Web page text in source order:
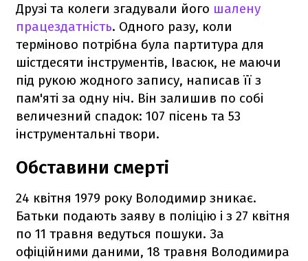
Друзі та колеги згадували його шалену
працездатність. Одного разу, коли
терміново потрібна була партитура для
шістдесяти інструментів, Івасюк, не маючи
під рукою жодного запису, написав її з
пам'яті за одну ніч. Він залишив по собі
величезний спадок: 107 пісень та 53
інструментальні твори.
Обставини смерті
24 квітня 1979 року Володимир зникає.
Батьки подають заяву в поліцію і з 27 квітня
по 11 травня ведуться пошуки. За
офіційними даними, 18 травня Володимира